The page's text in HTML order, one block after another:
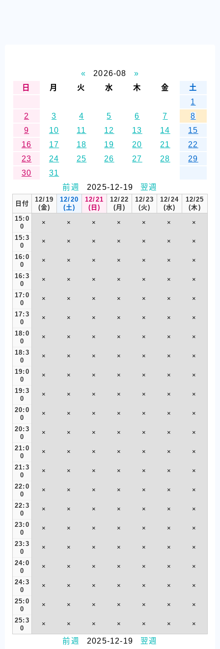
« 2026-08
»
日
月 火 水 木 金
土
1
2
3 4 5 6 7
8
9
10 11 12 13 14
15
16
17 18 19 20 21
22
23
24 25 26 27 28
29
30
31
前週
2025-12-19 翌週
日付
12/19
(金)
12/20
(土)
12/21
(日)
12/22
(月)
12/23
(火)
12/24
(水)
12/25
(木)
15:0
0
× × × × × × ×
15:3
0
× × × × × × ×
16:0
0
× × × × × × ×
16:3
0
× × × × × × ×
17:0
0
× × × × × × ×
17:3
0
× × × × × × ×
18:0
0
× × × × × × ×
18:3
0
× × × × × × ×
19:0
0
× × × × × × ×
19:3
0
× × × × × × ×
20:0
0
× × × × × × ×
20:3
0
× × × × × × ×
21:0
0
× × × × × × ×
21:3
0
× × × × × × ×
22:0
0
× × × × × × ×
22:3
0
× × × × × × ×
23:0
0
× × × × × × ×
23:3
0
× × × × × × ×
24:0
0
× × × × × × ×
24:3
0
× × × × × × ×
25:0
0
× × × × × × ×
25:3
0
× × × × × × ×
前週 2025-12-19 翌週